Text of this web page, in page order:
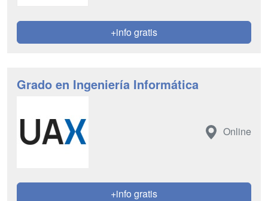
+info gratis
Grado en Ingeniería Informática
Online
+info gratis